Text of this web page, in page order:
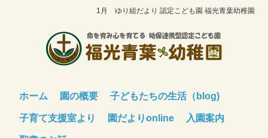
1月 ゆり組だより 認定こども園 福光青葉幼稚園
ホーム 園の概要 子どもたちの生活（blog)
子育て支援室より 園だよりonline 入園案内